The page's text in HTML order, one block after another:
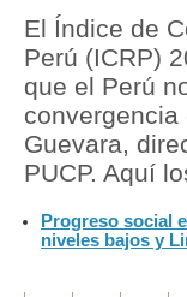
Tu Dinero
Finanzas
Inmobiliarias
Plus G
Editorial
El Índice de
Perú (ICRP)
que el Perú
convergencia
Guevara,
PUCP. Aquí
Progreso social
niveles bajos y